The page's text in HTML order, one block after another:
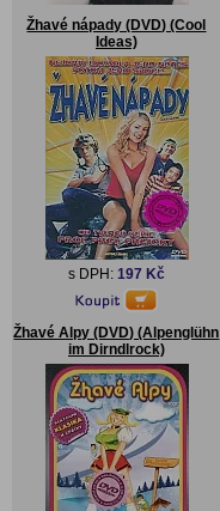
Žhavé nápady (DVD) (Cool
Ideas)
s DPH: 197 Kč
Žhavé Alpy (DVD) (Alpenglühn
im Dirndlrock)